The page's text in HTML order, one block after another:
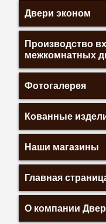
Двери эконом
Производство
межкомнатных
Фотогалерея
Кованные
Наши магазины
Главная
О компании